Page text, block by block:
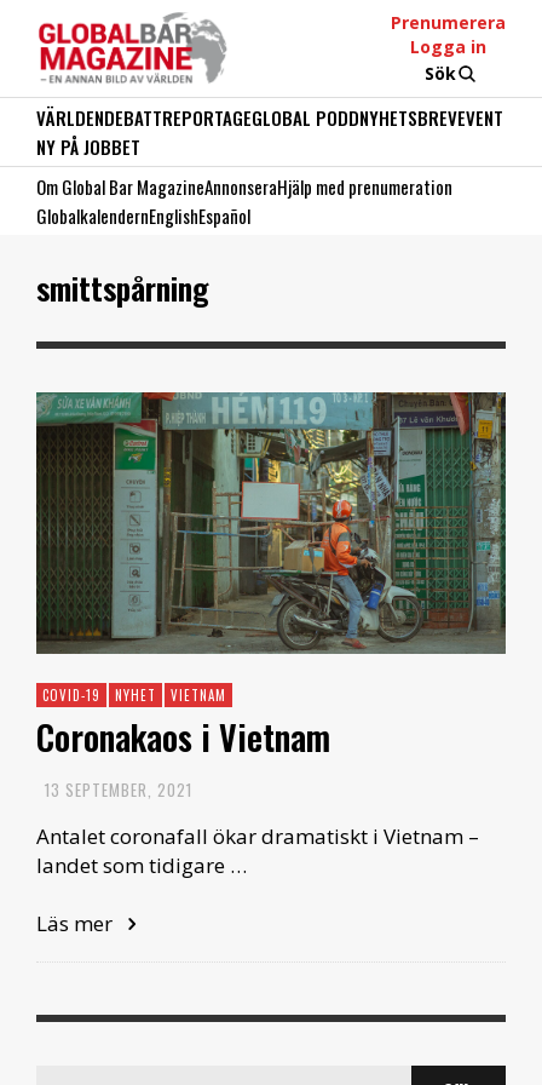
Prenumerera
Logga in
Sök
VÄRLDENDEBATTREPORTAGEGLOBAL PODDNYHETSBREVEVENT
NY PÅ JOBBET
Om Global Bar MagazineAnnonseraHjälp med prenumeration
GlobalkalendernEnglishEspañol
smittspårning
COVID-19 NYHET VIETNAM
Coronakaos i Vietnam
13 SEPTEMBER, 2021
Antalet coronafall ökar dramatiskt i Vietnam –
landet som tidigare …
Läs mer